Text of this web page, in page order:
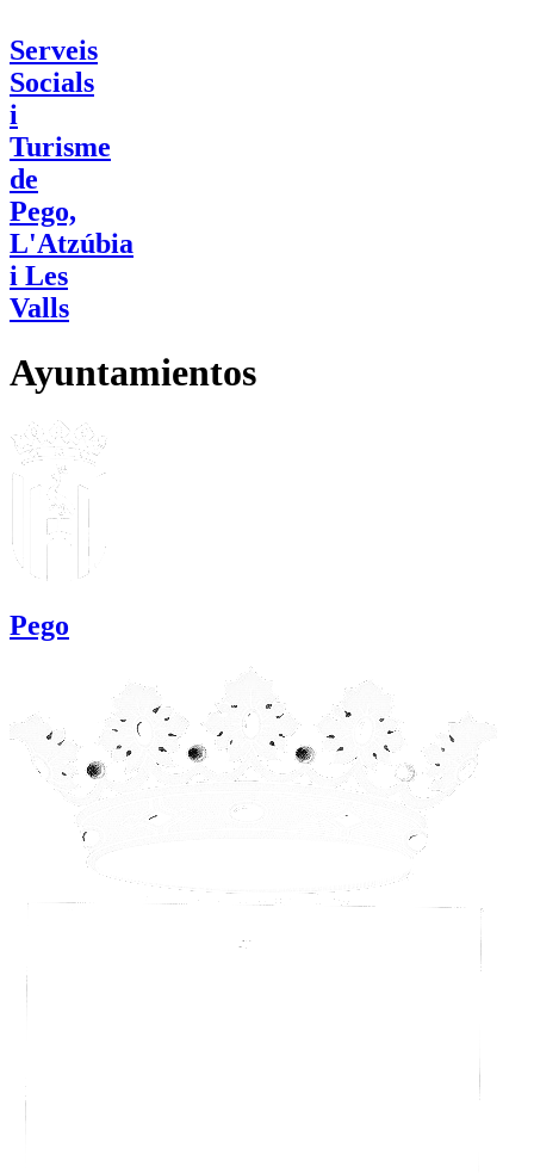
Serveis
Socials
i
Turisme
de
Pego,
L'Atzúbia
i Les
Valls
Ayuntamientos
Pego